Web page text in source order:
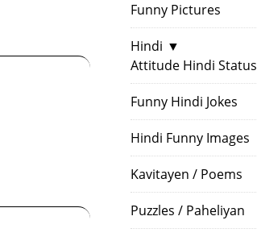
Funny Pictures
Hindi ▼
Attitude Hindi Status
Funny Hindi Jokes
Hindi Funny Images
Kavitayen / Poems
Puzzles / Paheliyan